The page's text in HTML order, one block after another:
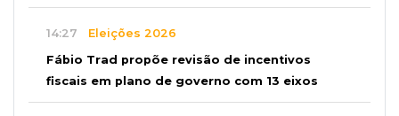
14:27 Eleições 2026
Fábio Trad propõe revisão de incentivos
fiscais em plano de governo com 13 eixos